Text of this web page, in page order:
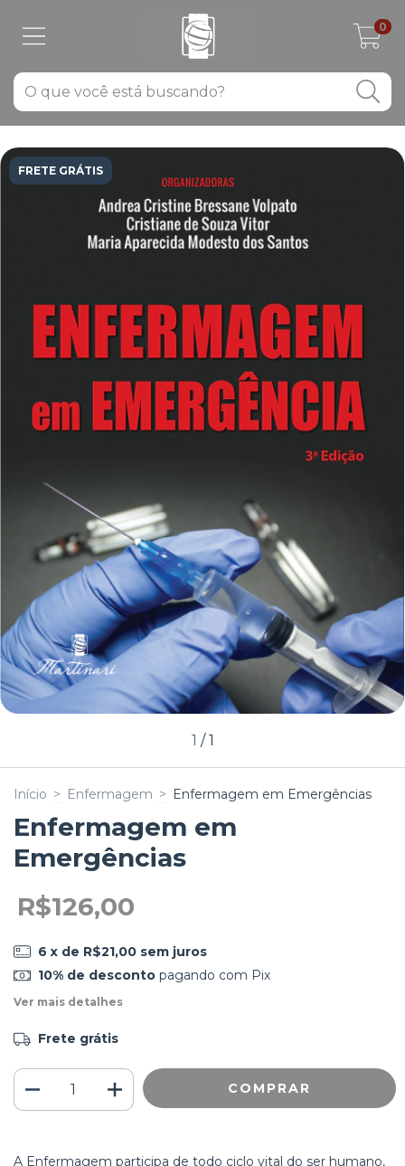
0
FRETE GRÁTIS
1 /1
Início > Enfermagem > Enfermagem em Emergências
Enfermagem em
Emergências
R$126,00
6 x de R$21,00 sem juros
10% de descontopagando com Pix
Ver mais detalhes
Frete grátis
A Enfermagem participa de todo ciclo vital do ser humano,